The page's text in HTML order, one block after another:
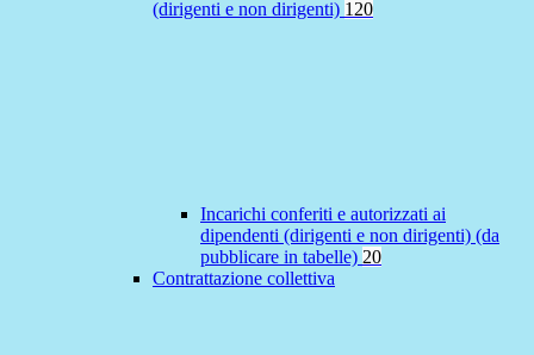
(dirigenti e non dirigenti) 120
Incarichi conferiti e autorizzati ai
dipendenti (dirigenti e non dirigenti) (da
pubblicare in tabelle) 20
Contrattazione collettiva